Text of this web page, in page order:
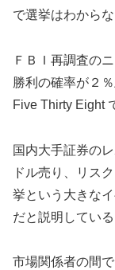
で選挙はわから
ＦＢＩ再調査の
勝利の確率が２
Five Thirty Eight
国内大手証券の
ドル売り、リス
挙という大きな
だと説明している
市場関係者の間